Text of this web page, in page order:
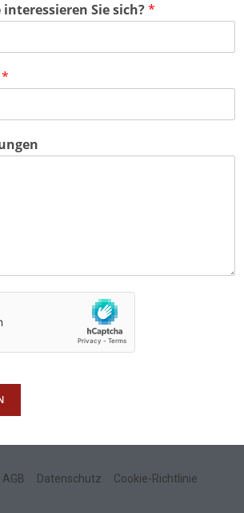
interessieren Sie sich?*
*
AGB Datenschutz Cookie-Richtlinie